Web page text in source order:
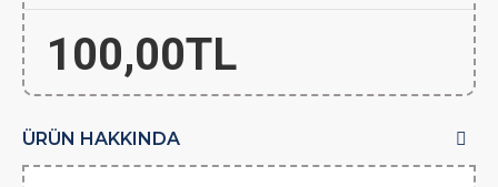
100,00TL
ÜRÜN HAKKINDA